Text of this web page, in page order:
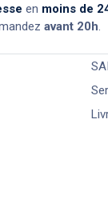
en moins de
avant 20h.